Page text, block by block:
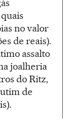
no valor
de reais).
assalto
joalheria
do Ritz,
de